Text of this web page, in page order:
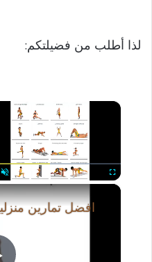
لذا أطلب من فضيلتكم:
×
Unmute Fullscreen
×
افضل تمارين